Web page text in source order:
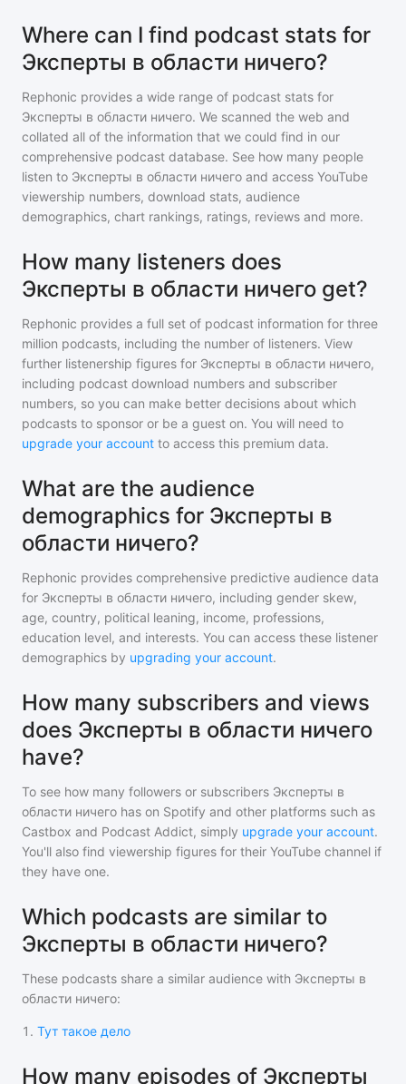
Where can I find podcast stats for
Эксперты в области ничего?
Rephonic provides a wide range of podcast stats for
Эксперты в области ничего. We scanned the web and
collated all of the information that we could find in our
comprehensive podcast database. See how many people
listen to Эксперты в области ничего and access YouTube
viewership numbers, download stats, audience
demographics, chart rankings, ratings, reviews and more.
How many listeners does
Эксперты в области ничего get?
Rephonic provides a full set of podcast information for three
million podcasts, including the number of listeners. View
further listenership figures for Эксперты в области ничего,
including podcast download numbers and subscriber
numbers, so you can make better decisions about which
podcasts to sponsor or be a guest on. You will need to
upgrade your account to access this premium data.
What are the audience
demographics for Эксперты в
области ничего?
Rephonic provides comprehensive predictive audience data
for Эксперты в области ничего, including gender skew,
age, country, political leaning, income, professions,
education level, and interests. You can access these listener
demographics by upgrading your account.
How many subscribers and views
does Эксперты в области ничего
have?
To see how many followers or subscribers Эксперты в
области ничего has on Spotify and other platforms such as
Castbox and Podcast Addict, simply upgrade your account.
You'll also find viewership figures for their YouTube channel if
they have one.
Which podcasts are similar to
Эксперты в области ничего?
These podcasts share a similar audience with Эксперты в
области ничего:
1 . Тут такое дело
How many episodes of Эксперты